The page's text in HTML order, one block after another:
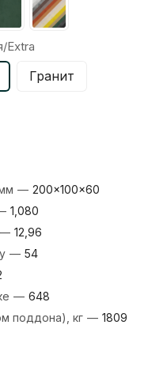
Extra
Гранит
— 200×100×60
1,080
— 12,96
— 54
— 648
поддона), кг — 1809